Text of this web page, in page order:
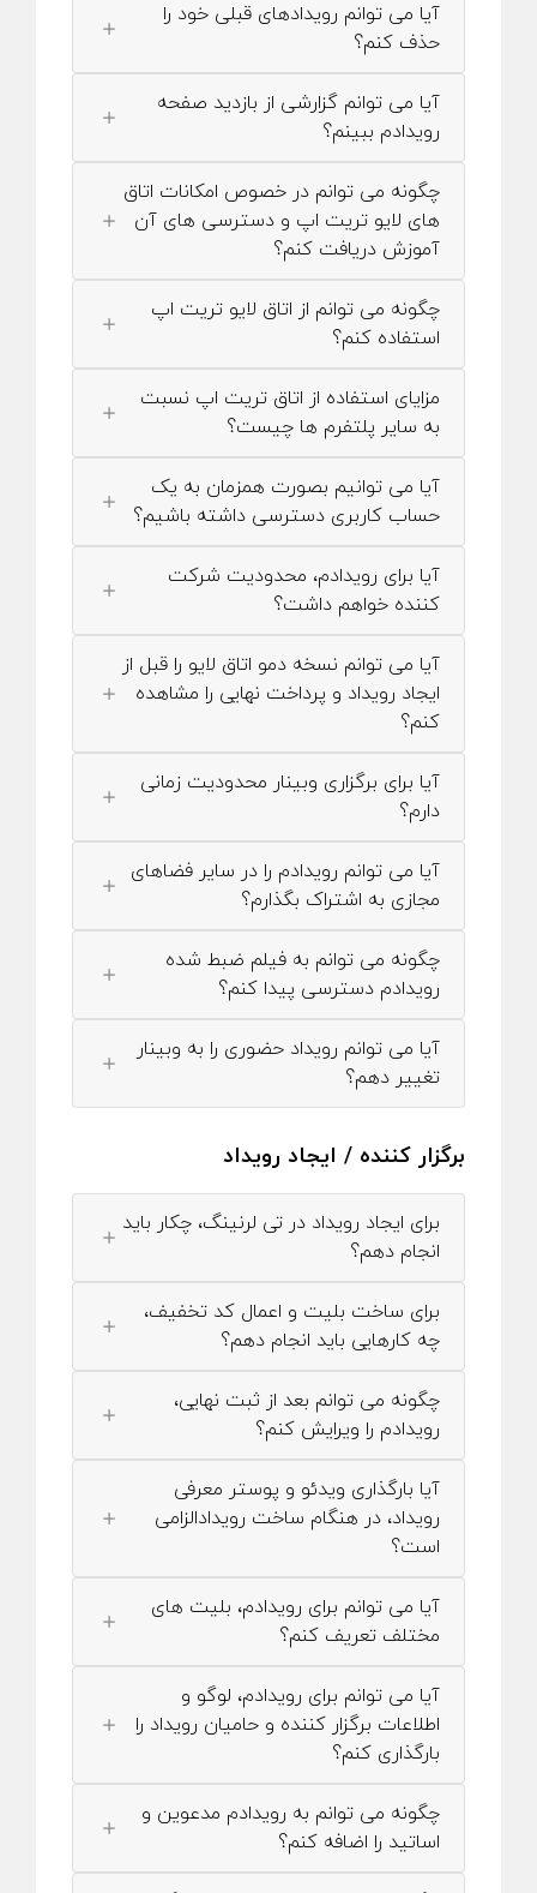
آیا می توانم رویدادهای قبلی خود را
حذف کنم؟
آیا می توانم گزارشی از بازدید صفحه
رویدادم ببینم؟
چگونه می توانم در خصوص امکانات اتاق
های لایو تریت اپ و دسترسی های آن
آموزش دریافت کنم؟
چگونه می توانم از اتاق لایو تریت اپ
استفاده کنم؟
مزایای استفاده از اتاق تریت اپ نسبت
به سایر پلتفرم ها چیست؟
آیا می توانیم بصورت همزمان به یک
حساب کاربری دسترسی داشته باشیم؟
آیا برای رویدادم، محدودیت شرکت
کننده خواهم داشت؟
آیا می توانم نسخه دمو اتاق لایو را قبل از
ایجاد رویداد و پرداخت نهایی را مشاهده
کنم؟
آیا برای برگزاری وبینار محدودیت زمانی
دارم؟
آیا می توانم رویدادم را در سایر فضاهای
مجازی به اشتراک بگذارم؟
چگونه می توانم به فیلم ضبط شده
رویدادم دسترسی پیدا کنم؟
آیا می توانم رویداد حضوری را به وبینار
تغییر دهم؟
برگزار کننده / ایجاد رویداد
برای ایجاد رویداد در تی لرنینگ، چکار باید
انجام دهم؟
برای ساخت بلیت و اعمال کد تخفیف،
چه کارهایی باید انجام دهم؟
چگونه می توانم بعد از ثبت نهایی،
رویدادم را ویرایش کنم؟
آیا بارگذاری ویدئو و پوستر معرفی
رویداد، در هنگام ساخت رویدادالزامی
است؟
آیا می توانم برای رویدادم، بلیت های
مختلف تعریف کنم؟
آیا می توانم برای رویدادم، لوگو و
اطلاعات برگزار کننده و حامیان رویداد را
بارگذاری کنم؟
چگونه می توانم به رویدادم مدعوین و
اساتید را اضافه کنم؟